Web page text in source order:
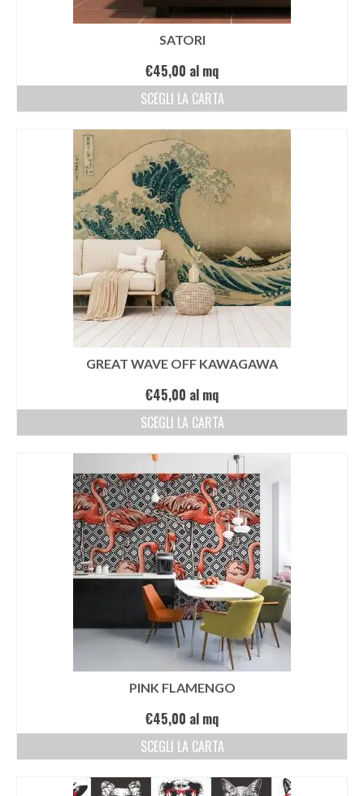
SATORI
€45,00 al mq
SCEGLI LA CARTA
GREAT WAVE OFF KAWAGAWA
€45,00 al mq
SCEGLI LA CARTA
PINK FLAMENGO
€45,00 al mq
SCEGLI LA CARTA